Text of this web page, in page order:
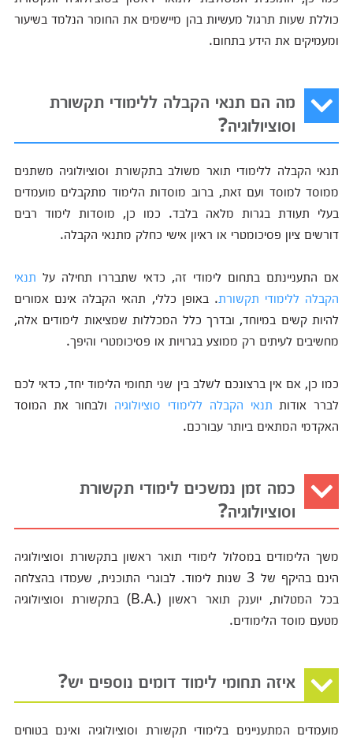
כוללת שעות תרגול מעשיות בהן מיישמים את החומר הנלמד בשיעור
ומעמיקים את הידע בתחום.
מה הם תנאי הקבלה ללימודי תקשורת
וסוציולוגיה?
תנאי הקבלה ללימודי תואר משולב בתקשורת וסוציולוגיה משתנים
ממוסד למוסד ועם זאת, ברוב מוסדות הלימוד מתקבלים מועמדים
בעלי תעודת בגרות מלאה בלבד. כמו כן, מוסדות לימוד רבים
דורשים ציון פסיכומטרי או ראיון אישי כחלק מתנאי הקבלה.
אם התעניינתם בתחום לימודי זה, כדאי שתבררו תחילה על תנאי
הקבלה ללימודי תקשורת. באופן כללי, תהאי הקבלה אינם אמורים
להיות קשים במיוחד, ובדרך כלל המכללות שמציאות לימודים אלה,
מחשיבים לעיתים רק ממוצע בגרויות או פסיכומטרי והיפך.
כמו כן, אם אין ברצונכם לשלב בין שני תחומי הלימוד יחד, כדאי לכם
לברר אודות תנאי הקבלה ללימודי סוציולוגיה ולבחור את המוסד
האקדמי המתאים ביותר עבורכם.
כמה זמן נמשכים לימודי תקשורת
וסוציולוגיה?
משך הלימודים במסלול לימודי תואר ראשון בתקשורת וסוציולוגיה
הינם בהיקף של 3 שנות לימוד. לבוגרי התוכנית, שעמדו בהצלחה
בכל המטלות, יוענק תואר ראשון (.B.A) בתקשורת וסוציולוגיה
מטעם מוסד הלימודים.
איזה תחומי לימוד דומים נוספים יש?
מועמדים המתעניינים בלימודי תקשורת וסוציולוגיה ואינם בטוחים